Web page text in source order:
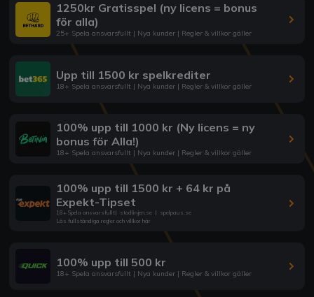
1250kr Gratisspel (ny licens = bonus
för alla)
25+ Spela ansvarsfullt | Nya kunder | Regler & villkor gäller
Upp till 1500 kr spelkrediter
18+ Spela ansvarsfullt | Nya kunder | Regler & villkor gäller
100% upp till 1000 kr (Ny licens = ny
bonus för Alla!)
18+ Spela ansvarsfullt | Nya kunder | Regler & villkor gäller
100% upp till 1500 kr + 64 kr på
Expekt-Tipset
18+ Spela ansvarsfullt| stodlinjen.se | spelpaus.se
Läs fullständiga regler och villkor här
100% upp till 500 kr
18+ Spela ansvarsfullt | Nya kunder | Regler & villkor gäller